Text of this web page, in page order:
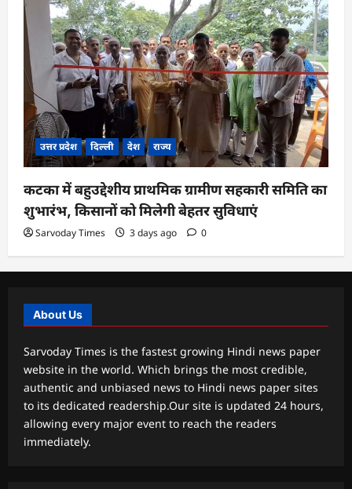
उत्तर प्रदेश दिल्ली देश राज्य
कटका में बहुउद्देशीय प्राथमिक ग्रामीण सहकारी समिति का
शुभारंभ, किसानों को मिलेगी बेहतर सुविधाएं
Sarvoday Times 3 days ago 0
About Us
Sarvoday Times is the fastest growing Hindi news paper
website in the world. Which brings the most credible,
authentic and unbiased news to Hindi news paper sites
to its dedicated readership.Our site is updated 24 hours,
allowing every major event to reach the readers
immediately.